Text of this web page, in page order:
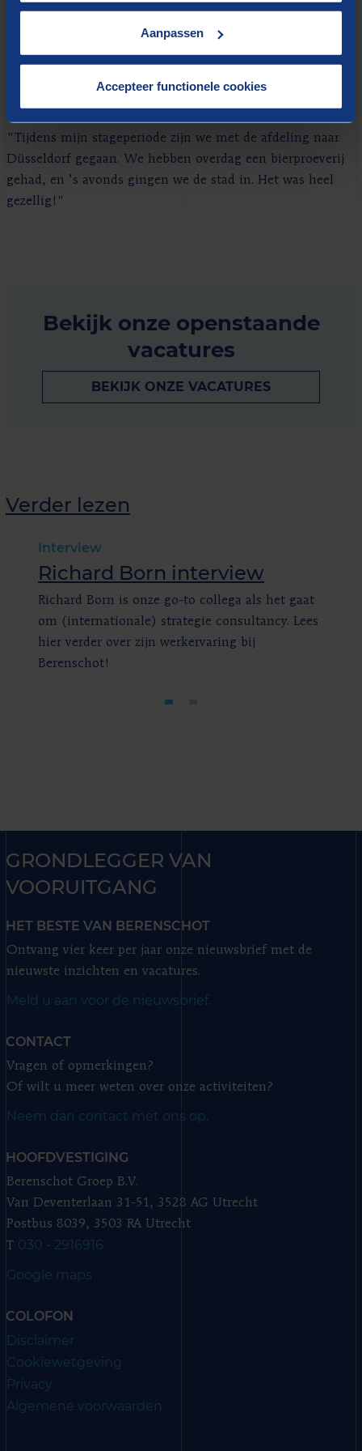
Aanpassen
Accepteer functionele cookies
mijn kennis te blijven verbreden."
Wat is je mooiste Berenschot
herinnering?
"Tijdens mijn stageperiode zijn we met de afdeling naar
Düsseldorf gegaan. We hebben overdag een bierproeverij
gehad, en ’s avonds gingen we de stad in. Het was heel
gezellig!"
Bekijk onze openstaande
vacatures
BEKIJK ONZE VACATURES
Verder lezen
Interview
Richard Born interview
Richard Born is onze go-to collega als het gaat
om (internationale) strategie consultancy. Lees
hier verder over zijn werkervaring bij
Berenschot!
GRONDLEGGER VAN
VOORUITGANG
HET BESTE VAN BERENSCHOT
Ontvang vier keer per jaar onze nieuwsbrief met de
nieuwste inzichten en vacatures.
Meld u aan voor de nieuwsbrief.
CONTACT
Vragen of opmerkingen?
Of wilt u meer weten over onze activiteiten?
Neem dan contact met ons op.
HOOFDVESTIGING
Berenschot Groep B.V.
Van Deventerlaan 31-51, 3528 AG Utrecht
Postbus 8039, 3503 RA Utrecht
T 030 - 2916916
Google maps
COLOFON
Disclaimer
Cookiewetgeving
Privacy
Algemene voorwaarden